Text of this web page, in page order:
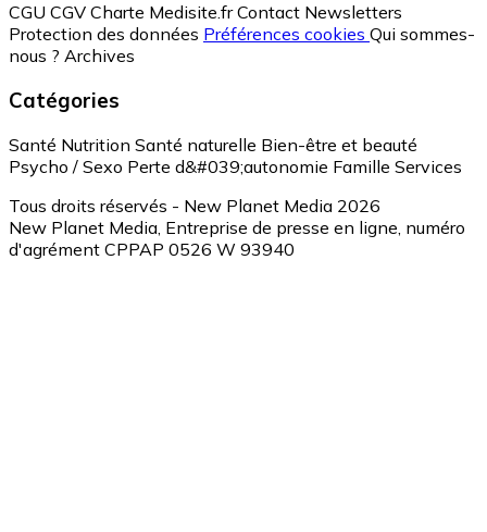
CGU CGV Charte Medisite.fr Contact Newsletters
Protection des données Préférences cookies Qui sommes-
nous ? Archives
Catégories
Santé Nutrition Santé naturelle Bien-être et beauté
Psycho / Sexo Perte d&#039;autonomie Famille Services
Tous droits réservés - New Planet Media 2026
New Planet Media, Entreprise de presse en ligne, numéro
d'agrément CPPAP 0526 W 93940